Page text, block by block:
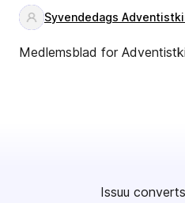
Syvendedags
Medlemsblad for
Issuu